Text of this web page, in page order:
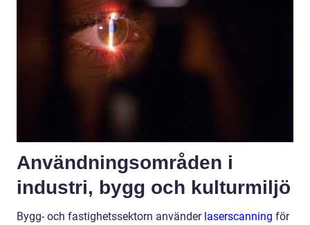
Användningsområden i
industri, bygg och kulturmiljö
Bygg- och fastighetssektorn använder laserscanning för